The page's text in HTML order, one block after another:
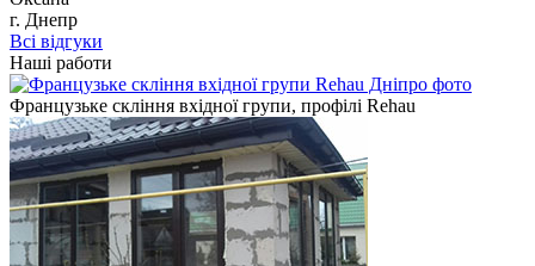
г. Днепр
Всі відгуки
Наші работи
Французьке скління вхідної групи, профілі Rehau